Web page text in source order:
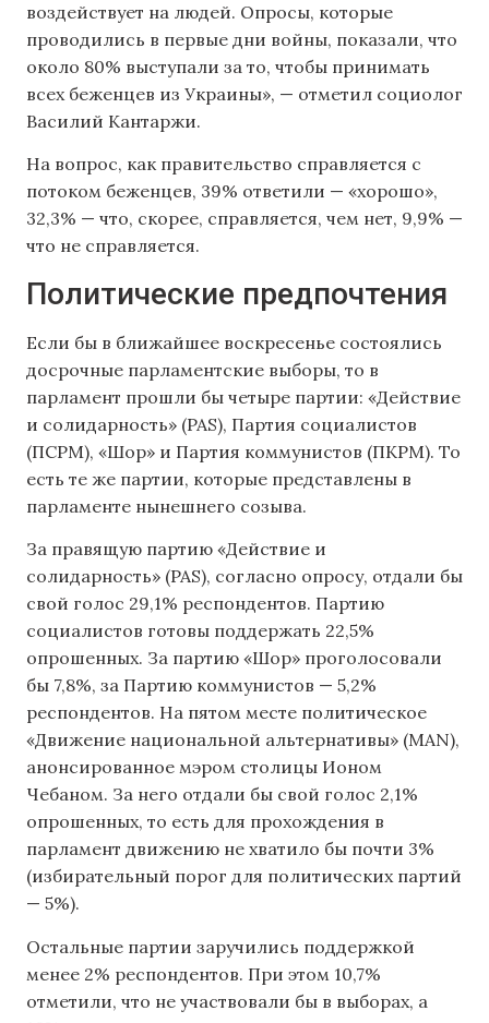
воздействует на людей. Опросы, которые
проводились в первые дни войны, показали, что
около 80% выступали за то, чтобы принимать
всех беженцев из Украины», — отметил социолог
Василий Кантаржи.
На вопрос, как правительство справляется с
потоком беженцев, 39% ответили — «хорошо»,
32,3% — что, скорее, справляется, чем нет, 9,9% —
что не справляется.
Политические предпочтения
Если бы в ближайшее воскресенье состоялись
досрочные парламентские выборы, то в
парламент прошли бы четыре партии: «Действие
и солидарность» (PAS), Партия социалистов
(ПСРМ), «Шор» и Партия коммунистов (ПКРМ). То
есть те же партии, которые представлены в
парламенте нынешнего созыва.
За правящую партию «Действие и
солидарность» (PAS), согласно опросу, отдали бы
свой голос 29,1% респондентов. Партию
социалистов готовы поддержать 22,5%
опрошенных. За партию «Шор» проголосовали
бы 7,8%, за Партию коммунистов — 5,2%
респондентов. На пятом месте политическое
«Движение национальной альтернативы» (MAN),
анонсированное мэром столицы Ионом
Чебаном. За него отдали бы свой голос 2,1%
опрошенных, то есть для прохождения в
парламент движению не хватило бы почти 3%
(избирательный порог для политических партий
— 5%).
Остальные партии заручились поддержкой
менее 2% респондентов. При этом 10,7%
отметили, что не участвовали бы в выборах, а